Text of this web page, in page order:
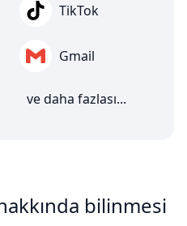
TikTok
Gmail
ve daha fazlası...
bilinmesi